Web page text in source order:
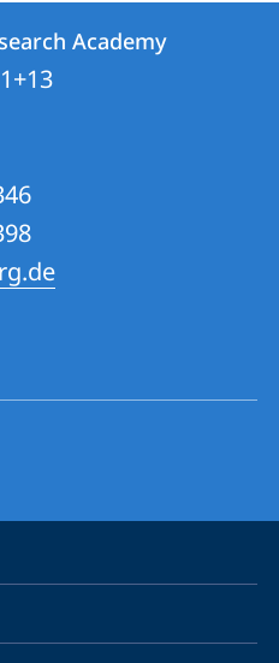
Academy